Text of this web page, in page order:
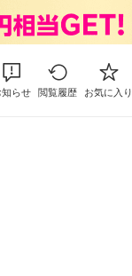
知らせ 閲覧履歴 お気に入り